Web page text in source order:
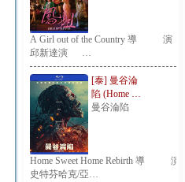
A Girl out of the Country 導 演：
邱新達演 …
[泰] 曼谷淪
陷 (Home …
曼谷淪陷
Home Sweet Home Rebirth 導 演：
史特芬哈克/亞…